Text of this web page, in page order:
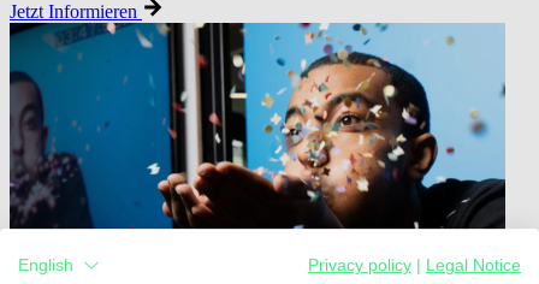
Jetzt Informieren
English Privacy policy Legal Notice